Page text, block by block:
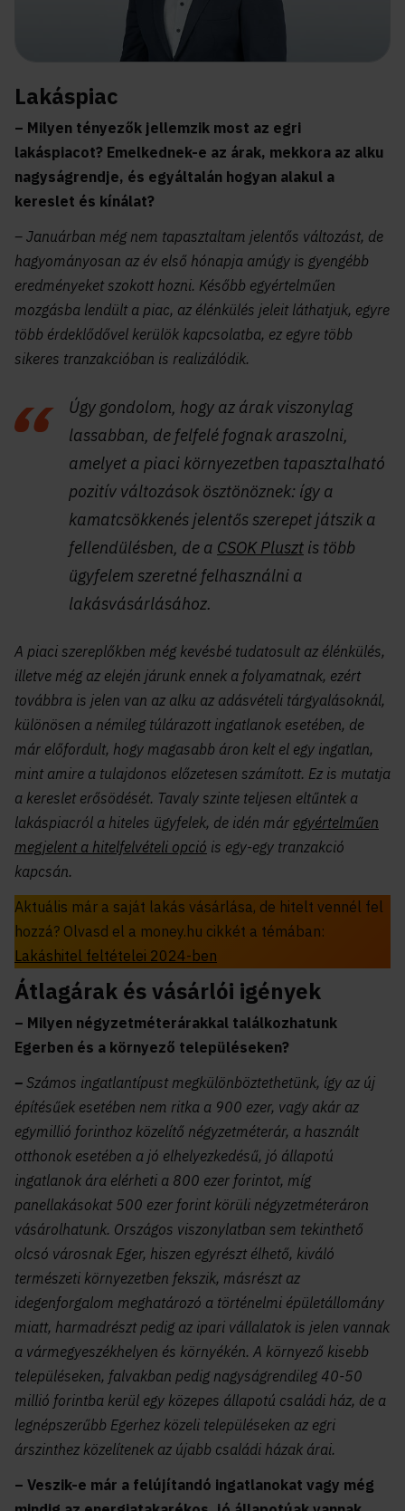
Lakáspiac
– Milyen tényezők jellemzik most az egri
lakáspiacot? Emelkednek-e az árak, mekkora az alku
nagyságrendje, és egyáltalán hogyan alakul a
kereslet és kínálat?
– Januárban még nem tapasztaltam jelentős változást, de
hagyományosan az év első hónapja amúgy is gyengébb
eredményeket szokott hozni. Később egyértelműen
mozgásba lendült a piac, az élénkülés jeleit láthatjuk, egyre
több érdeklődővel kerülök kapcsolatba, ez egyre több
sikeres tranzakcióban is realizálódik.
Úgy gondolom, hogy az árak viszonylag
lassabban, de felfelé fognak araszolni,
amelyet a piaci környezetben tapasztalható
pozitív változások ösztönöznek: így a
kamatcsökkenés jelentős szerepet játszik a
fellendülésben, de a CSOK Pluszt is több
ügyfelem szeretné felhasználni a
lakásvásárlásához.
A piaci szereplőkben még kevésbé tudatosult az élénkülés,
illetve még az elején járunk ennek a folyamatnak, ezért
továbbra is jelen van az alku az adásvételi tárgyalásoknál,
különösen a némileg túlárazott ingatlanok esetében, de
már előfordult, hogy magasabb áron kelt el egy ingatlan,
mint amire a tulajdonos előzetesen számított. Ez is mutatja
a kereslet erősödését. Tavaly szinte teljesen eltűntek a
lakáspiacról a hiteles ügyfelek, de idén már egyértelműen
megjelent a hitelfelvételi opció is egy-egy tranzakció
kapcsán.
Aktuális már a saját lakás vásárlása, de hitelt vennél fel
hozzá? Olvasd el a money.hu cikkét a témában:
Lakáshitel feltételei 2024-ben
Átlagárak és vásárlói igények
– Milyen négyzetméterárakkal találkozhatunk
Egerben és a környező településeken?
– Számos ingatlantípust megkülönböztethetünk, így az új
építésűek esetében nem ritka a 900 ezer, vagy akár az
egymillió forinthoz közelítő négyzetméterár, a használt
otthonok esetében a jó elhelyezkedésű, jó állapotú
ingatlanok ára elérheti a 800 ezer forintot, míg
panellakásokat 500 ezer forint körüli négyzetméteráron
vásárolhatunk. Országos viszonylatban sem tekinthető
olcsó városnak Eger, hiszen egyrészt élhető, kiváló
természeti környezetben fekszik, másrészt az
idegenforgalom meghatározó a történelmi épületállomány
miatt, harmadrészt pedig az ipari vállalatok is jelen vannak
a vármegyeszékhelyen és környékén. A környező kisebb
településeken, falvakban pedig nagyságrendileg 40-50
millió forintba kerül egy közepes állapotú családi ház, de a
legnépszerűbb Egerhez közeli településeken az egri
árszinthez közelítenek az újabb családi házak árai.
– Veszik-e már a felújítandó ingatlanokat vagy még